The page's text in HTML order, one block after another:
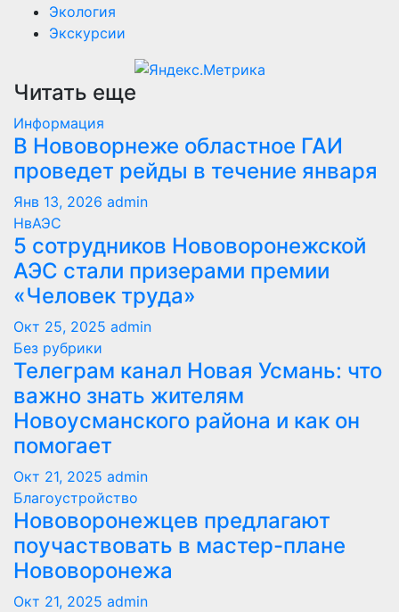
Экология
Экскурсии
Читать еще
Информация
В Нововорнеже областное ГАИ
проведет рейды в течение января
Янв 13, 2026 admin
НвАЭС
5 сотрудников Нововоронежской
АЭС стали призерами премии
«Человек труда»
Окт 25, 2025 admin
Без рубрики
Телеграм канал Новая Усмань: что
важно знать жителям
Новоусманского района и как он
помогает
Окт 21, 2025 admin
Благоустройство
Нововоронежцев предлагают
поучаствовать в мастер-плане
Нововоронежа
Окт 21, 2025 admin